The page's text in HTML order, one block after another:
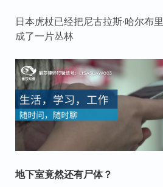
日本虎杖已经把尼古拉斯·哈尔布
成了一片丛林
地下室竟然还有尸体？